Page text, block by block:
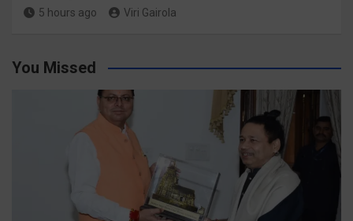
5 hours ago Viri Gairola
You Missed